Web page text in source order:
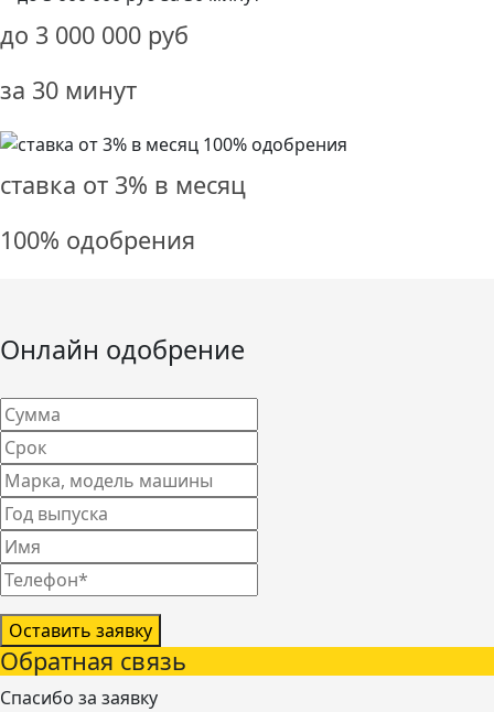
до 3 000 000 руб
за 30 минут
ставка от 3% в месяц
100% одобрения
Онлайн одобрение
Оставить заявку
Обратная связь
Спасибо за заявку